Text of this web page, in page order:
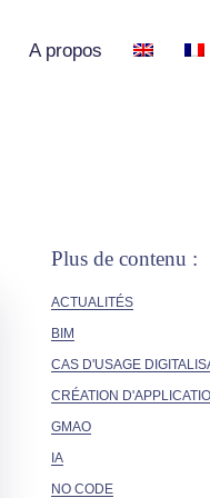
A propos
Plus de contenu :
ACTUALITÉS
BIM
CAS D'USAGE
CRÉATION
GMAO
IA
NO CODE